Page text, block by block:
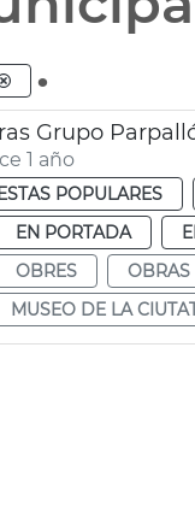
.
Grupo
1 año
POPULARES
EN PORTADA
OBRES OBRAS
MUSEO DE LA